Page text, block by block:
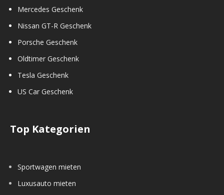
Mercedes Geschenk
Nissan GT-R Geschenk
Porsche Geschenk
Oldtimer Geschenk
Tesla Geschenk
US Car Geschenk
Top Kategorien
Sportwagen mieten
Luxusauto mieten